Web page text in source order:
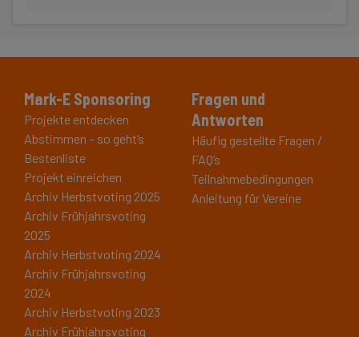
Mark-E Sponsoring
Projekte entdecken
Abstimmen – so geht’s
Bestenliste
Projekt einreichen
Archiv Herbstvoting 2025
Archiv Frühjahrsvoting
2025
Archiv Herbstvoting 2024
Archiv Frühjahrsvoting
2024
Archiv Herbstvoting 2023
Archiv Frühjahrsvoting
Fragen und
Antworten
Häufig gestellte Fragen /
FAQ’s
Teilnahmebedingungen
Anleitung für Vereine